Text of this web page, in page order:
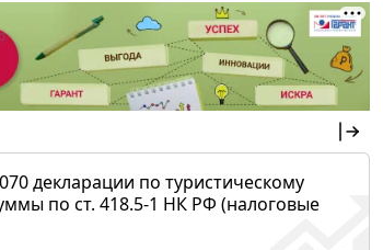
декларации по туристическому
по ст. 418.5-1 НК РФ (налоговые